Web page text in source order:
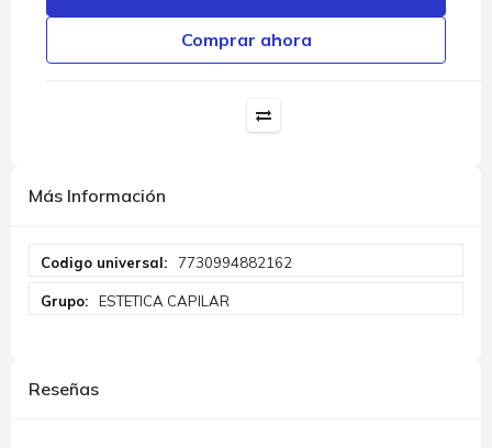
Comprar ahora
Más Información
Información
7730994882162
ESTETICA CAPILAR
Reseñas